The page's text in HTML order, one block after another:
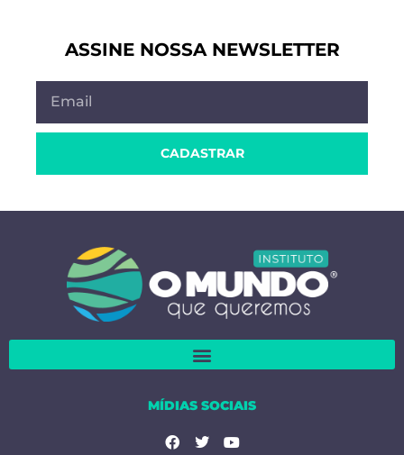
ASSINE NOSSA NEWSLETTER
CADASTRAR
MÍDIAS SOCIAIS